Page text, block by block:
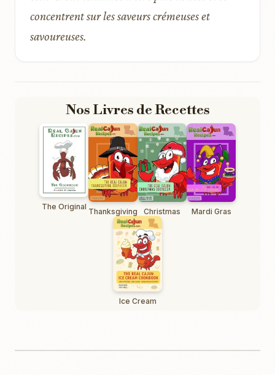
concentrent sur les saveurs crémeuses et
savoureuses.
Nos Livres de Recettes
The Original Thanksgiving Christmas Mardi Gras
Ice Cream